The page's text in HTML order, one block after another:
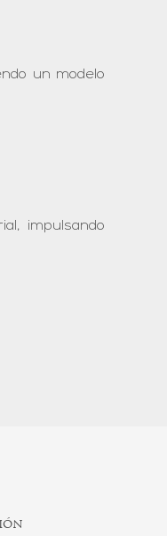
un modelo
impulsando